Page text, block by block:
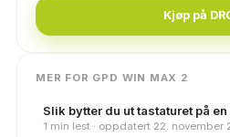
Kjøp på
MER FOR GPD WIN MAX 2
Slik bytter du ut tastaturet på en
1 min lest · oppdatert 22. november